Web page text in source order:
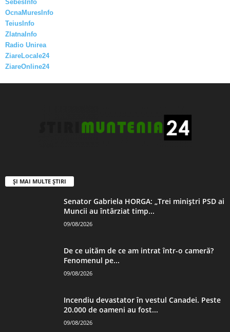
SebesInfo
OcnaMuresInfo
TeiusInfo
ZlatnaInfo
Radio Unirea
ZiareLocale24
ZiareOnline24
ȘI MAI MULTE ȘTIRI
Senator Gabriela HORGA: „Trei miniștri PSD ai
Muncii au întârziat timp...
09/08/2026
De ce uităm de ce am intrat într-o cameră?
Fenomenul pe...
09/08/2026
Incendiu devastator în vestul Canadei. Peste
20.000 de oameni au fost...
09/08/2026